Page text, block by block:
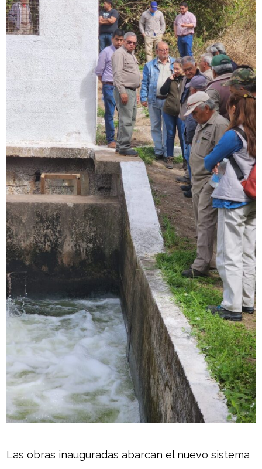
Las obras inauguradas abarcan el nuevo sistema